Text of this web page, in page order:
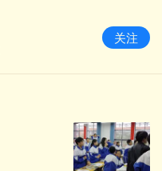
00:28
关注